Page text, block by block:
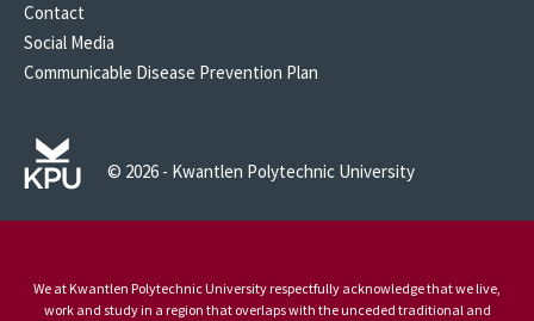
Contact
Social Media
Communicable Disease Prevention Plan
© 2026 - Kwantlen Polytechnic University
We at Kwantlen Polytechnic University respectfully acknowledge that we live,
work and study in a region that overlaps with the unceded traditional and